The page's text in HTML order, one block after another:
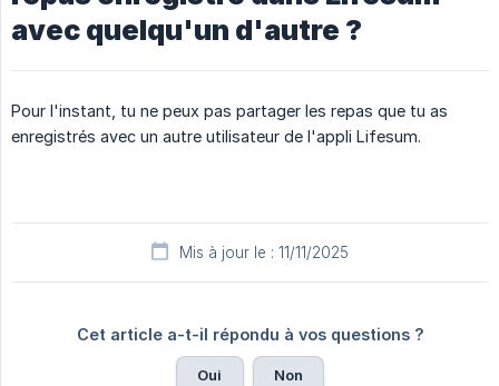
avec quelqu'un d'autre ?
Pour l'instant, tu ne peux pas partager les repas que tu as
enregistrés avec un autre utilisateur de l'appli Lifesum.
Mis à jour le : 11/11/2025
Cet article a-t-il répondu à vos questions ?
Oui Non